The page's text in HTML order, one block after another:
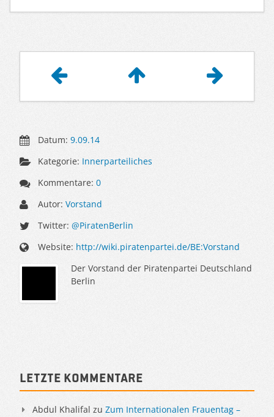
Datum:9.09.14
Kategorie: Innerparteiliches
Kommentare:0
Autor:Vorstand
Twitter:@PiratenBerlin
Website: http://wiki.piratenpartei.de/BE:Vorstand
Der Vorstand der Piratenpartei Deutschland
Berlin
Sidebar
Letzte Kommentare
Abdul Khalifal zu Zum Internationalen Frauentag –